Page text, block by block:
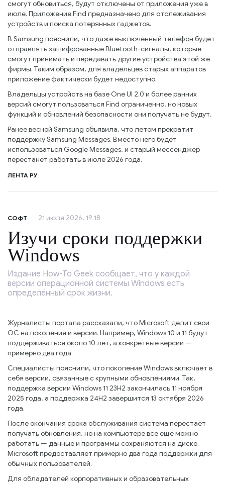
смогут обновиться, будут отключены от приложения уже в
июле. Приложение Find предназначено для отслеживания
устройств и поиска потерянных гаджетов.
В Samsung пояснили, что даже выключенный телефон будет
отправлять зашифрованные Bluetooth-сигналы, которые
смогут принимать и передавать другие устройства этой же
фирмы. Таким образом, для владельцев старых аппаратов
приложение фактически будет недоступно.
Владельцы устройств на базе One UI 2.0 и более ранних
версий смогут пользоваться Find ограниченно, но новых
функций и обновлений безопасности они получать не будут.
Ранее весной Samsung объявила, что летом прекратит
поддержку Samsung Messages. Вместо него будет
использоваться Google Messages, и старый мессенджер
перестанет работать в июле 2026 года.
ЛЕНТА РУ
СОФТ 21 июля 2026, 19:18
Изучи сроки поддержки
Windows
Издание How-To Geek сообщает, что у каждой
версии операционной системы Windows есть
определённый срок жизни.
Журналисты портала рассказали, что Microsoft делит свои
ОС на поколения и версии. Например, Windows 10 и 11 будут
поддерживаться около 10 лет, а конкретные версии —
примерно два года.
Специалисты пояснили, что поколение Windows включает в
себя версии, связанные с крупными обновлениями. Так,
поддержка версии Windows 11 23H2 закончилась 11 ноября
2025 года, а поддержка 24H2 завершится 13 октября 2026
года.
После окончания срока обслуживания система перестаёт
получать обновления, но на компьютере всё ещё можно
работать — данные и программы сохраняются на диске.
Microsoft предоставляет примерно два года поддержки для
обычных пользователей.
Для обладателей корпоративных и образовательных